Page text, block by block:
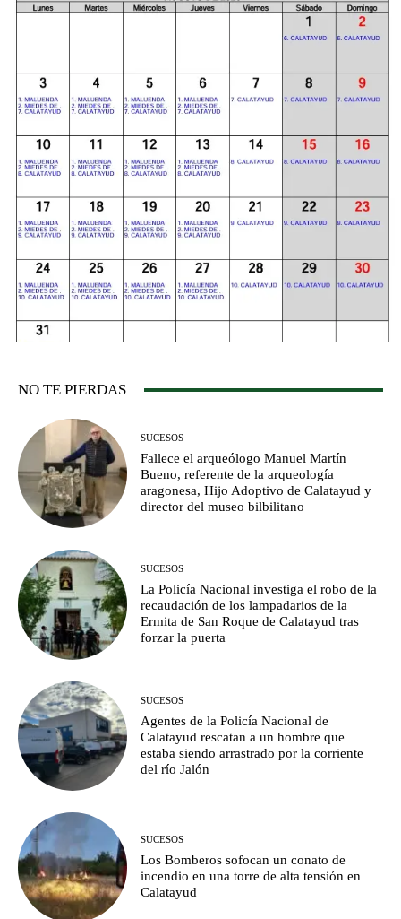
NO TE PIERDAS
SUCESOS
Fallece el arqueólogo Manuel Martín
Bueno, referente de la arqueología
aragonesa, Hijo Adoptivo de Calatayud y
director del museo bilbilitano
SUCESOS
La Policía Nacional investiga el robo de la
recaudación de los lampadarios de la
Ermita de San Roque de Calatayud tras
forzar la puerta
SUCESOS
Agentes de la Policía Nacional de
Calatayud rescatan a un hombre que
estaba siendo arrastrado por la corriente
del río Jalón
SUCESOS
Los Bomberos sofocan un conato de
incendio en una torre de alta tensión en
Calatayud